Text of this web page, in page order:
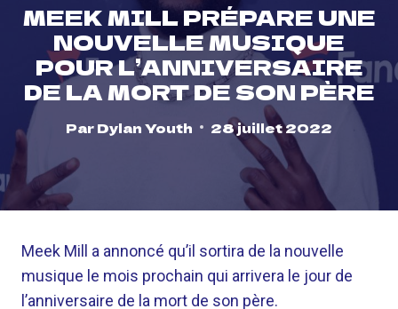
MEEK MILL PRÉPARE UNE
NOUVELLE MUSIQUE
POUR L’ANNIVERSAIRE
DE LA MORT DE SON PÈRE
ParDylan Youth 28 juillet 2022
Meek Mill a annoncé qu’il sortira de la nouvelle
musique le mois prochain qui arrivera le jour de
l’anniversaire de la mort de son père.